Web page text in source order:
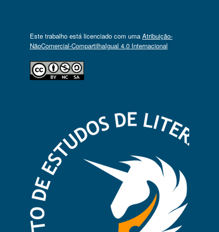
Este trabalho está licenciado com uma Atribuição-
NãoComercial-CompartilhaIgual 4.0 Internacional